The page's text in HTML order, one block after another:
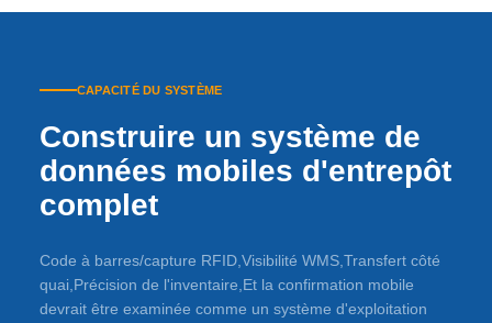
CAPACITÉ DU SYSTÈME
Construire un système de
données mobiles d'entrepôt
complet
Code à barres/capture RFID,Visibilité WMS,Transfert côté
quai,Précision de l'inventaire,Et la confirmation mobile
devrait être examinée comme un système d'exploitation